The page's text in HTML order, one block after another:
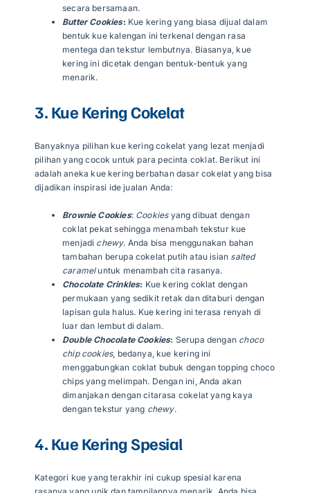
secara bersamaan.
Butter Cookies: Kue kering yang biasa dijual dalam
bentuk kue kalengan ini terkenal dengan rasa
mentega dan tekstur lembutnya. Biasanya, kue
kering ini dicetak dengan bentuk-bentuk yang
menarik.
3. Kue Kering Cokelat
Banyaknya pilihan kue kering cokelat yang lezat menjadi
pilihan yang cocok untuk para pecinta coklat. Berikut ini
adalah aneka kue kering berbahan dasar cokelat yang bisa
dijadikan inspirasi ide jualan Anda:
Brownie Cookies: Cookies yang dibuat dengan
coklat pekat sehingga menambah tekstur kue
menjadi chewy. Anda bisa menggunakan bahan
tambahan berupa cokelat putih atau isian salted
carameluntuk menambah cita rasanya.
Chocolate Crinkles: Kue kering coklat dengan
permukaan yang sedikit retak dan ditaburi dengan
lapisan gula halus. Kue kering ini terasa renyah di
luar dan lembut di dalam.
Double Chocolate Cookies: Serupa dengan choco
chip cookies, bedanya, kue kering ini
menggabungkan coklat bubuk dengan topping choco
chips yang melimpah. Dengan ini, Anda akan
dimanjakan dengan citarasa cokelat yang kaya
dengan tekstur yang chewy.
4. Kue Kering Spesial
Kategori kue yang terakhir ini cukup spesial karena